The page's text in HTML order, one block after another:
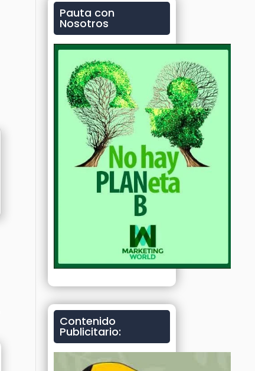
Pauta con
Nosotros
Contenido
Publicitario: